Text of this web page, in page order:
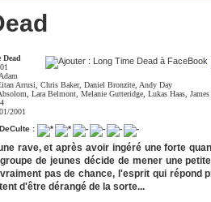
Dead
Arrusi ,Chris Baker,Daniel Bronzite Andy Day
,Lara Belmont ,Melanie Gutteridge ,Lukas Haas ,
2001
:
rave, et après avoir ingéré une forte
de jeunes décide de mener une
pas de chance, l'esprit qui répond
d'être dérangé de la sorte...